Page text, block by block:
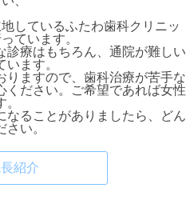
しているふたわ歯科クリニッ
ています。
診療はもちろん、通院が難しい
ます。
りますので、歯科治療が苦手な
ください。ご希望であれば女性
なることがありましたら、どん
い。
紹介